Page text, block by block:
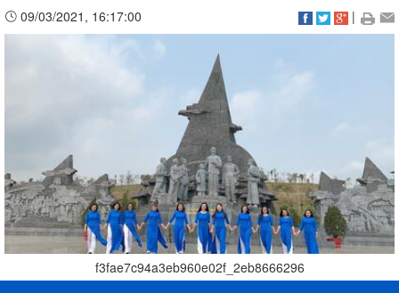
09/03/2021, 16:17:00 |
f3fae7c94a3eb960e02f_2eb8666296